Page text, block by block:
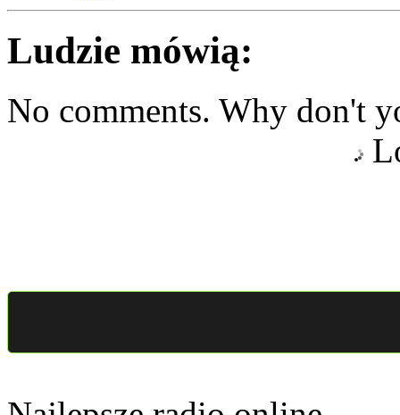
Ludzie mówią:
No comments. Why don't